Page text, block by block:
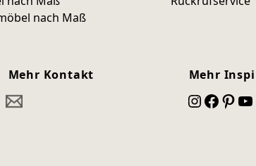
nach Maß
Mehr Kontakt Mehr
InstagramFacebook Pinterest YouTube